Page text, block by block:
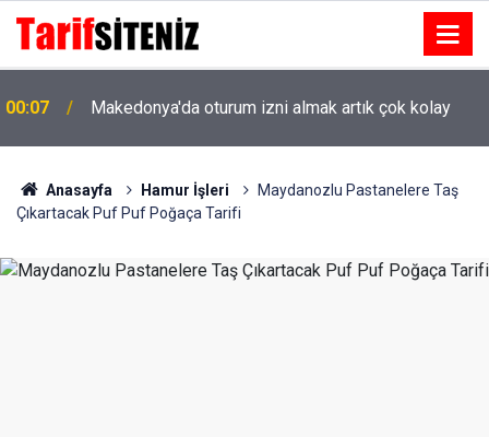
00:07 Makedonya'da oturum izni almak artık çok kolay
Anasayfa Hamur İşleri
Maydanozlu Pastanelere Taş
Çıkartacak Puf Puf Poğaça Tarifi